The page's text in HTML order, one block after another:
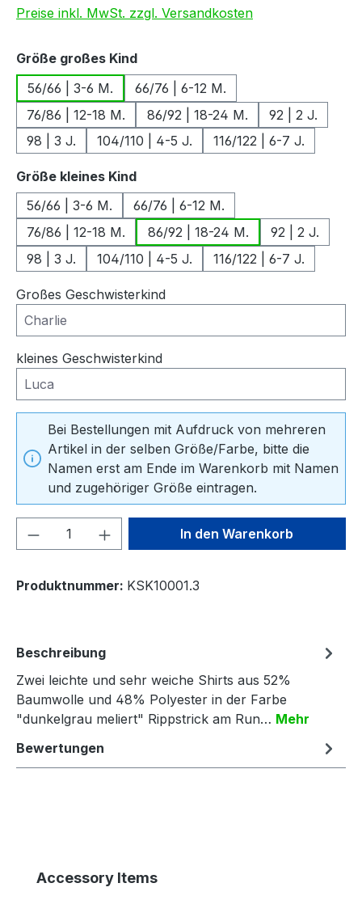
Preise inkl. MwSt. zzgl. Versandkosten
Größe großes Kindauswählen
56/66 | 3-6 M.
66/76 | 6-12 M.
76/86 | 12-18 M.
86/92 | 18-24 M.
92 | 2 J.
98 | 3 J.
104/110 | 4-5 J. 116/122 | 6-7 J.
Größe kleines Kindauswählen
56/66 | 3-6 M.
66/76 | 6-12 M.
76/86 | 12-18 M.
86/92 | 18-24 M.
92 | 2 J.
98 | 3 J.
104/110 | 4-5 J. 116/122 | 6-7 J.
Großes Geschwisterkind
kleines Geschwisterkind
Bei Bestellungen mit Aufdruck von mehreren
Artikel in der selben Größe/Farbe, bitte die
Namen erst am Ende im Warenkorb mit Namen
und zugehöriger Größe eintragen.
Produkt Anzahl: Gib denIn den Warenkorb
Produktnummer: KSK10001.3
Beschreibung
Zwei leichte und sehr weiche Shirts aus 52%
Baumwolle und 48% Polyester in der Farbe
"dunkelgrau meliert" Rippstrick am Run… Mehr
Bewertungen
Produktgalerie überspringen
Accessory Items